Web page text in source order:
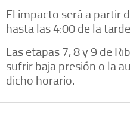
El impacto será a partir
hasta las 4:00 de la
Las etapas 7, 8 y 9 de
sufrir baja presión o la
dicho horario.